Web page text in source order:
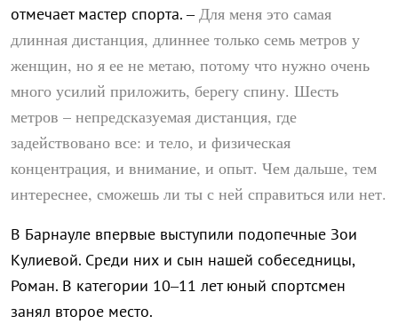
отмечает мастер спорта. – Для меня это самая
длинная дистанция, длиннее только семь метров у
женщин, но я ее не метаю, потому что нужно очень
много усилий приложить, берегу спину. Шесть
метров – непредсказуемая дистанция, где
задействовано все: и тело, и физическая
концентрация, и внимание, и опыт. Чем дальше, тем
интереснее, сможешь ли ты с ней справиться или нет.
В Барнауле впервые выступили подопечные Зои
Кулиевой. Среди них и сын нашей собеседницы,
Роман. В категории 10–11 лет юный спортсмен
занял второе место.